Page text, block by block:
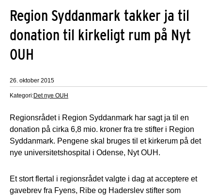
Region Syddanmark takker ja til
donation til kirkeligt rum på Nyt
OUH
26. oktober 2015
Kategori:Det nye OUH
Regionsrådet i Region Syddanmark har sagt ja til en
donation på cirka 6,8 mio. kroner fra tre stifter i Region
Syddanmark. Pengene skal bruges til et kirkerum på det
nye universitetshospital i Odense, Nyt OUH.
Et stort flertal i regionsrådet valgte i dag at acceptere et
gavebrev fra Fyens, Ribe og Haderslev stifter som